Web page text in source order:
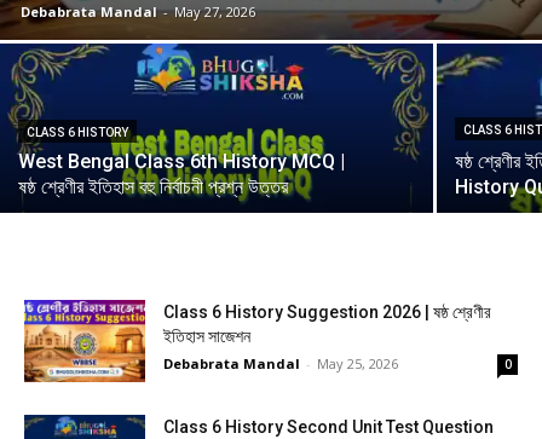
Debabrata Mandal - May 27, 2026
CLASS 6 HISTORY
West Bengal Class 6th History MCQ |
ষষ্ঠ শ্রেণীর ইতিহাস বহু নির্বাচনী প্রশ্ন উত্তর
CLASS 6
ষষ্ঠ
History
Class 6 History Suggestion 2026 | ষষ্ঠ শ্রেণীর
ইতিহাস সাজেশন
Debabrata Mandal - May 25, 2026 0
Class 6 History Second Unit Test Question